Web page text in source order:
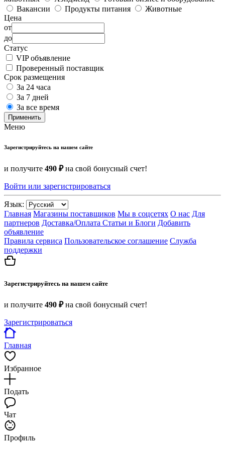
Вакансии
Продукты питания
Животные
Цена
от
до
Статус
VIP объявление
Проверенный поставщик
Срок размещения
За 24 часа
За 7 дней
За все время
Применить
Меню
Зарегистрируйтесь на нашем сайте
и получите 490 ₽на свой бонусный счет!
Войти или зарегистрироваться
Язык:
Главная Магазины поставщиков Мы в соцсетях О нас Для
партнеров Доставка/Оплата Статьи и Блоги Добавить
объявление
Правила сервиса Пользовательское соглашение Служба
поддержки
Зарегистрируйтесь на нашем сайте
и получите 490 ₽на свой бонусный счет!
Зарегистрироваться
Главная
Избранное
Подать
Чат
Профиль